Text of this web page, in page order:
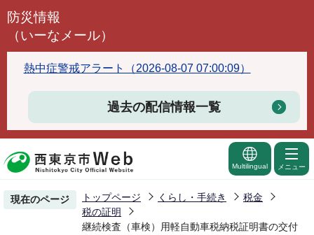
こ
頭
で
防災情報
（いーなメール）
熱中症警戒アラート（2026-08-07 07:00:09）
過去の配信情報一覧
Multilingual メニュー
現在のページ トップページ くらし・手続き
税金
税の証明
継続検査（車検）用軽自動車税納税証明書の交付